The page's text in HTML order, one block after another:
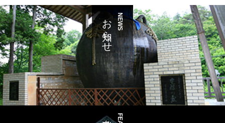
NEWS
お知らせ